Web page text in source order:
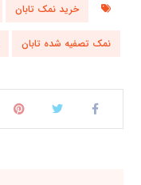
خرید نمک تابان
نمک تصفیه شده تابان